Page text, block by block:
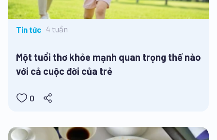
Tin tức 4 tuần
Một tuổi thơ khỏe mạnh quan trọng thế nào
với cả cuộc đời của trẻ
0